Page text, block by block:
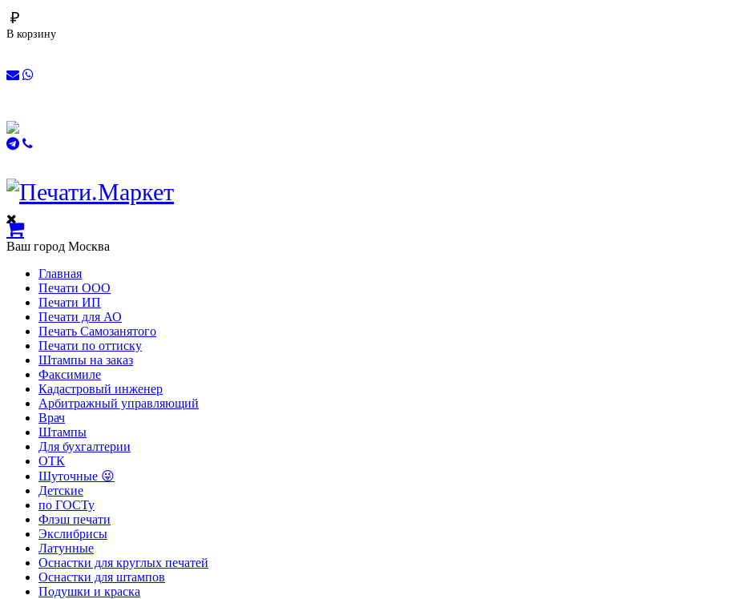
₽
В корзину
Ваш город Москва
Главная
Печати ООО
Печати ИП
Печати для АО
Печать Самозанятого
Печати по оттиску
Штампы на заказ
Факсимиле
Кадастровый инженер
Арбитражный управляющий
Врач
Штампы
Для бухгалтерии
ОТК
Шуточные 😜
Детские
по ГОСТу
Флэш печати
Экслибрисы
Латунные
Оснастки для круглых печатей
Оснастки для штампов
Подушки и краска